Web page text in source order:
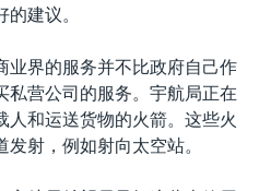
建议。
业界的服务并不比政府自己作
私营公司的服务。宇航局正在
人和运送货物的火箭。这些火
射，例如射向太空站。